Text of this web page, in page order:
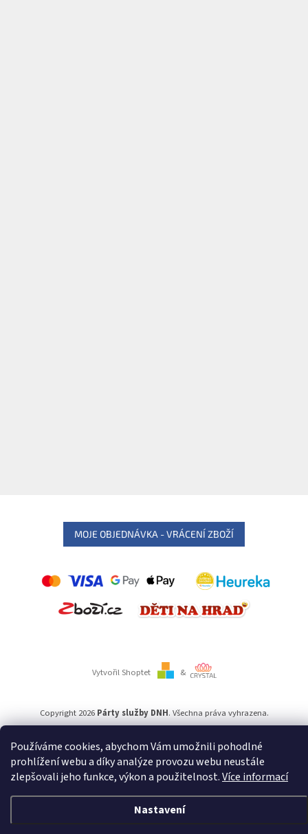
Používáme cookies, abychom Vám umožnili pohodlné
prohlížení webu a díky analýze provozu webu neustále
zlepšovali jeho funkce, výkon a použitelnost.Více informací
Nastavení
MOJE OBJEDNÁVKA - VRÁCENÍ ZBOŽÍ
Vytvořil Shoptet &
Copyright 2026 Párty služby DNH. Všechna práva vyhrazena.
Používámeověření věku Adulto